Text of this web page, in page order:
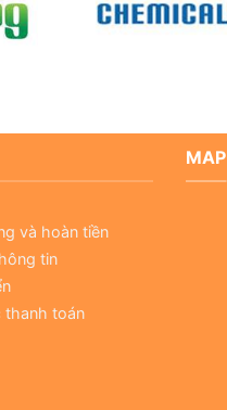
và hoàn tiền
tin
thanh toán
MAP